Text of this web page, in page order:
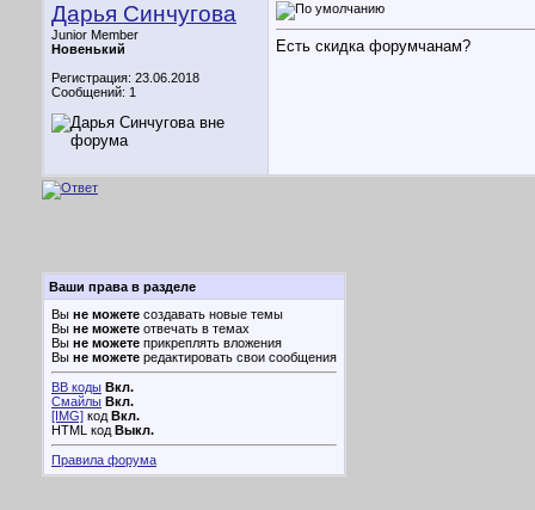
Дарья Синчугова
Junior Member
Новенький
Регистрация: 23.06.2018
Сообщений: 1
Есть скидка форумчанам?
Ваши права в разделе
Вы не можете создавать новые темы
Вы не можете отвечать в темах
Вы не можете прикреплять вложения
Вы не можете редактировать свои сообщения
BB коды Вкл.
Смайлы Вкл.
[IMG] код Вкл.
HTML код Выкл.
Правила форума